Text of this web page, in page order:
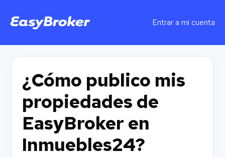
Entrar a mi cuenta
¿Cómo publico mis
propiedades de
EasyBroker en
Inmuebles24?